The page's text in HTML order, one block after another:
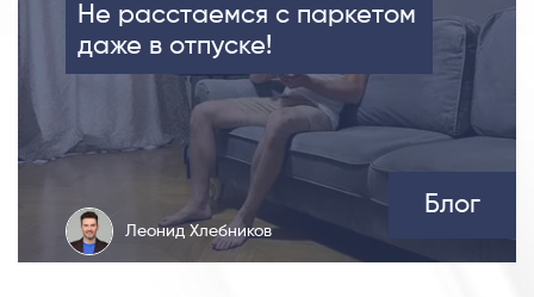
Не расстаемся с паркетом
даже в отпуске!
Леонид Хлебников
Блог